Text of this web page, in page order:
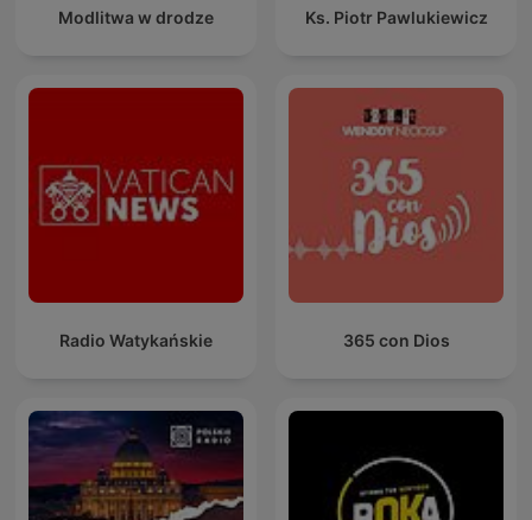
Modlitwa w drodze Ks. Piotr Pawlukiewicz
Radio Watykańskie 365 con Dios